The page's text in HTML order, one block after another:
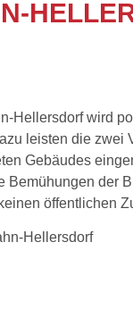
Hellersdorf wird
leisten die
Gebäudes
der
öffentlichen
Hellersdorf